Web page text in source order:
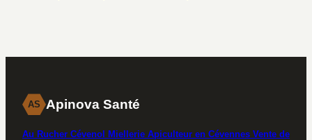
AS Apinova Santé
Au Rucher Cévenol Miellerie Apiculteur en Cévennes Vente de